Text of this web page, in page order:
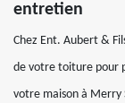
entretien
Chez Ent. Aubert &
de votre toiture pour
votre maison à Merry